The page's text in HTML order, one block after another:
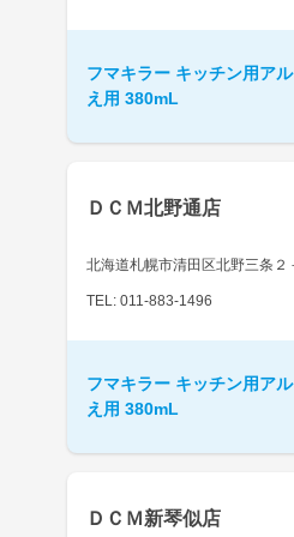
フマキラー キッチン用ア
え用 380mL
ＤＣＭ北野通店
北海道札幌市清田区北野三条２
TEL: 011-883-1496
フマキラー キッチン用ア
え用 380mL
ＤＣＭ新琴似店